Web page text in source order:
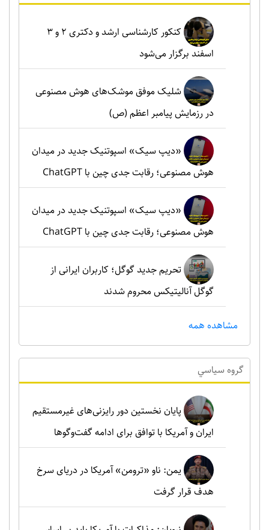
کنکور کارشناسی ارشد و دکتری ۲ و ۳
اسفند برگزار می‌شود
شلیک موفق موشک‌های هوش مصنوعی
در رزمایش پیامبر اعظم (ص)
«دیپ سیک» اسپوتنیک جدید در میدان
هوش مصنوعی؛ رقابت جدی چین با ChatGPT
«دیپ سیک» اسپوتنیک جدید در میدان
هوش مصنوعی؛ رقابت جدی چین با ChatGPT
تحریم جدید گوگل؛ کاربران ایرانی از
گوگل آنالیتیکس محروم شدند
مشاهده همه
گروه سياسي
پایان نخستین دور رایزنی‌های غیرمستقیم
ایران و آمریکا با توافق برای ادامه گفت‌وگوها
یمن: ناو «ترومن» آمریکا در دریای سرخ
هدف قرار گرفت